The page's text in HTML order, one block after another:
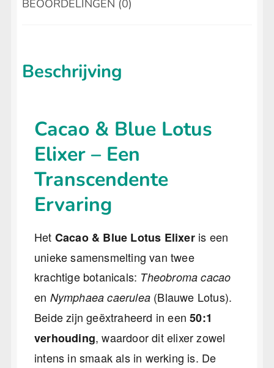
HEADSHOP
LIFESTYLE
BEOORDELINGEN (0)
Beschrijving
Cacao & Blue Lotus
Elixer – Een
Transcendente
Ervaring
Het Cacao & Blue Lotus Elixeris een
unieke samensmelting van twee
krachtige botanicals: Theobroma cacao
en Nymphaea caerulea (Blauwe Lotus).
Beide zijn geëxtraheerd in een50:1
verhouding, waardoor dit elixer zowel
intens in smaak als in werking is. De